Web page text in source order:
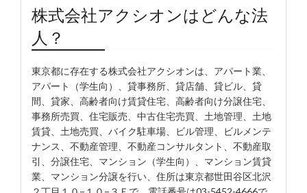
株式会社アクシオンはどんな法
人？
東京都に存在する株式会社アクシオンは、アパート業、
アパート（学生向）、貸事務所、貸店舗、貸ビル、貸
間、貸家、高齢者向け賃貸住宅、高齢者向け分譲住宅、
事務所売買、住宅販売、中古住宅売買、土地管理、土地
賃貸、土地売買、バイク駐車場、ビル管理、ビルメンテ
ナンス、不動産管理、不動産コンサルタント、不動産取
引、分譲住宅、マンション（学生向）、マンション賃貸
業、マンション分譲を行い、住所は東京都世田谷区北沢